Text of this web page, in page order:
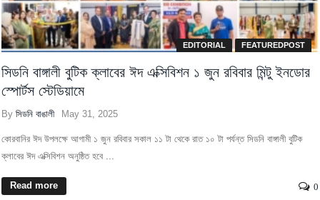
EDITORIAL FEATUREDPOST
সিডনি বাঙ্গালী বুটিক ক্লাবের ঈদ এক্সিবিশন ১ জুন রবিবার মিন্টু ইনডোর
স্পোর্টস স্টেডিয়ামে
Byসিডনি বাঙালী May 31, 2025
কোরবানির ঈদ উপলক্ষে আগামী ১ জুন রবিবার সকাল ১১ টা থেকে রাত ১০ টা পর্যন্ত সিডনি বাঙ্গালী বুটিক
ক্লাবের ঈদ এক্সিবিশন অনুষ্ঠিত হবে ...
Read more 0